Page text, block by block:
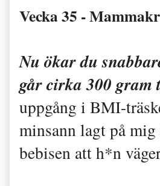
Vecka 35 -
Nu ökar du
går cirka 300
uppgång i BMI-
minsann lagt på
bebisen att h*n